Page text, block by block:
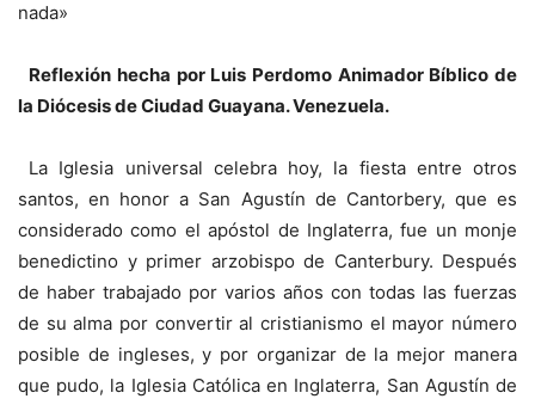
nada»
Reflexión hecha por Luis Perdomo Animador Bíblico de
la Diócesis de Ciudad Guayana. Venezuela.
La Iglesia universal celebra hoy, la fiesta entre otros
santos, en honor a San Agustín de Cantorbery, que es
considerado como el apóstol de Inglaterra, fue un monje
benedictino y primer arzobispo de Canterbury. Después
de haber trabajado por varios años con todas las fuerzas
de su alma por convertir al cristianismo el mayor número
posible de ingleses, y por organizar de la mejor manera
que pudo, la Iglesia Católica en Inglaterra, San Agustín de